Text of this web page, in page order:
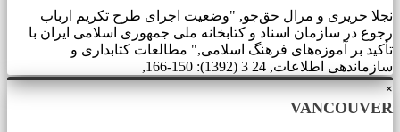
نجلا حریری و مرال حق‌جو, "وضعیت اجرای طرح تکریم ارباب
رجوع در سازمان اسناد و کتابخانه ملی جمهوری اسلامی ایران با
تأکید بر آموزه‌‌های فرهنگ اسلامی," مطالعات کتابداری و
سازماندهی اطلاعات, 24 3 (1392): 150-166,
×
VANCOUVER